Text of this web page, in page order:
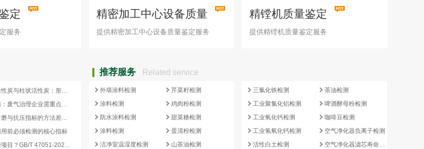
定
服务
精密加工中心设备质量
鉴定
提供精密加工中心设备质量鉴定服务
精镗机质量鉴定
提供精镗机质量鉴定服务
推荐服务 Related service
蜂窝活性炭、颗粒活性炭与柱状活性炭：形态差异与检测重点对照
蜂窝活性炭检测指南：废气治理企业需重点关注的5项核心指标
活性炭强度检测：耐磨与抗压指标的方法差异及验收意义
前必须检测的核心指标
再生炭出厂必检哪些项目？GB/T 47051-2026 再生活性炭检测清单这样列
外墙涂料检测
涂料检测
防水涂料检测
涂料检测
洁净室温湿度检测
芹菜籽检测
鸡肉粉检测
甜菜糖检测
蛋清粉检测
山茶油检测
三氯化铁检测
工业聚氯化铝检测
工业氧化钙检测
工业氢氧化钙检测
活性白土检测
茶油检测
啤酒酵母粉检测
咖啡豆检测
空气净化器负离子检测
空气净化器滤芯寿命检测